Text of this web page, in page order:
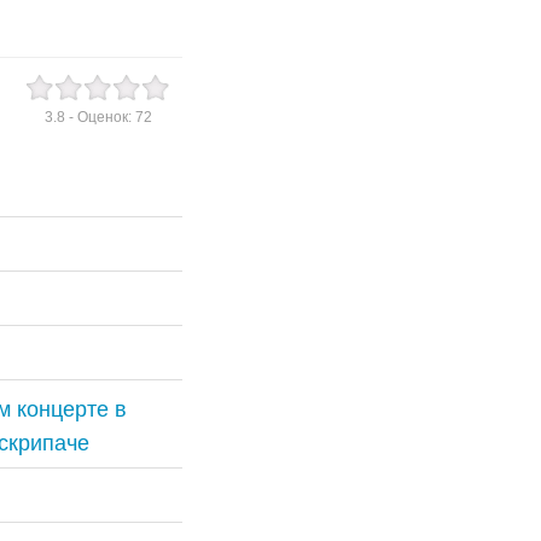
3.8 - Оценок: 72
концерте в